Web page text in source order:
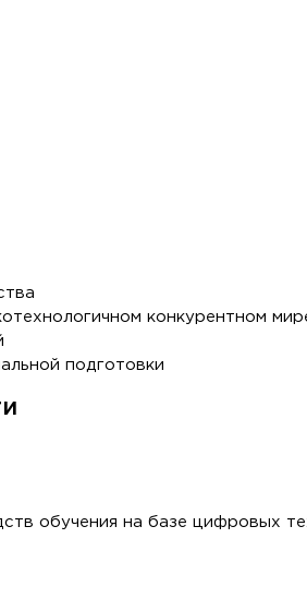
конкурентном
подготовки
обучения на базе цифровых